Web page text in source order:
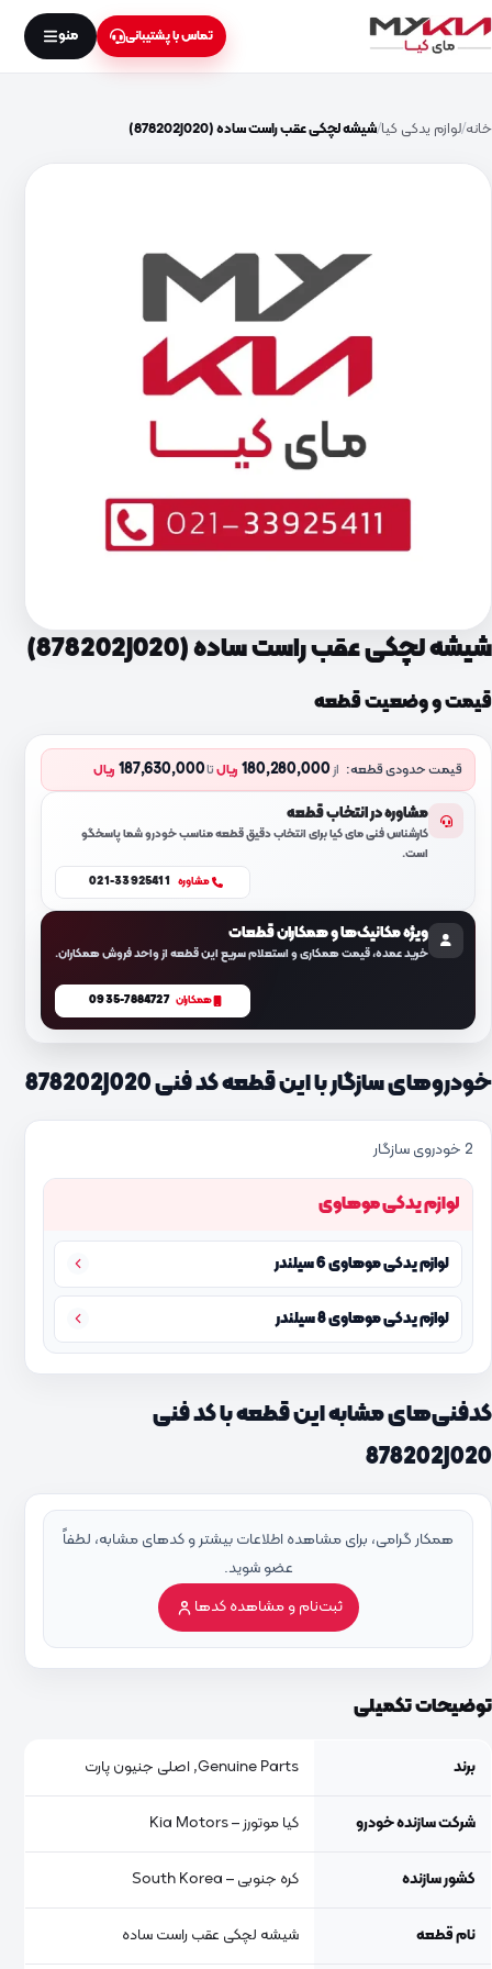
تماس با پشتیبانی منو
خانه لوازم یدکی کیا شیشه لچکی عقب راست ساده (878202J020)
شیشه لچکی عقب راست ساده (878202J020)
قیمت و وضعیت قطعه
قیمت حدودی قطعه: از180,280,000 ریالتا187,630,000 ریال
مشاوره در انتخاب قطعه
کارشناس فنی مای کیا برای انتخاب دقیق قطعه مناسب خودرو شما پاسخگو
است.
مشاوره 021-33925411
ویژه مکانیک‌ها و همکاران قطعات
خرید عمده، قیمت همکاری و استعلام سریع این قطعه از واحد فروش همکاران.
همکاران 0935-7884727
خودروهای سازگار با این قطعه کد فنی 878202J020
2 خودروی سازگار
لوازم یدکی موهاوی
لوازم یدکی موهاوی 6 سیلندر
لوازم یدکی موهاوی 8 سیلندر
کدفنی‌های مشابه این قطعه با کد فنی
878202J020
همکار گرامی، برای مشاهده اطلاعات بیشتر و کدهای مشابه، لطفاً
عضو شوید.
ثبت‌نام و مشاهده کدها
توضیحات تکمیلی
برند Genuine Parts, اصلی جنیون پارت
شرکت سازنده خودرو کیا موتورز – Kia Motors
کشور سازنده کره جنوبی – South Korea
نام قطعه شیشه لچکی عقب راست ساده